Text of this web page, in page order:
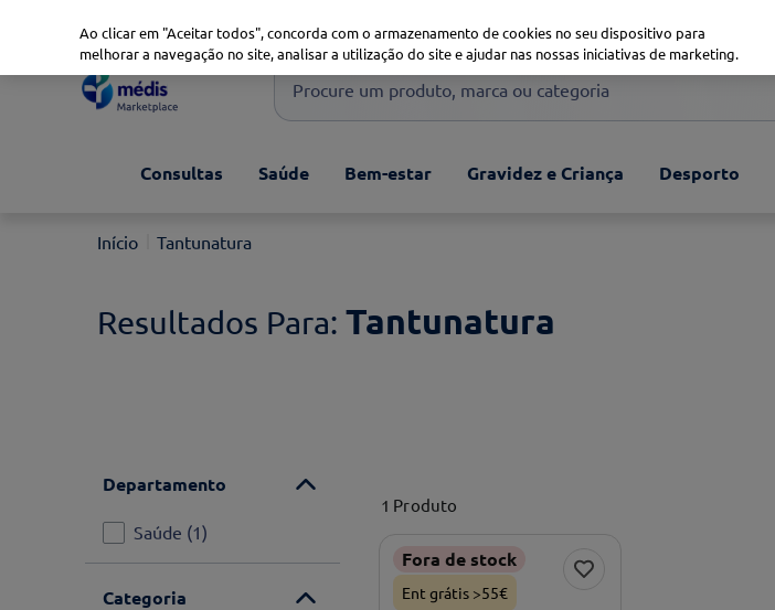
Procure um produto, marca ou categoria
1º xiaomi
Consultas Saúde Bem-estar Gravidez e Criança Desporto
Tantunatura
Tantunatura
Departamento
Saúde (1)
Categoria
1 Produto
Fora de stock
Ent grátis >55€
Ao clicar em "Aceitar todos", concorda com o armazenamento de cookies no seu dispositivo para
melhorar a navegação no site, analisar a utilização do site e ajudar nas nossas iniciativas de marketing.